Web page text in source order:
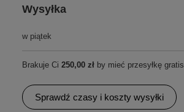
Wysyłka
w piątek
Brakuje Ci 250,00 zł by mieć przesyłkę gratis
Sprawdź czasy i koszty wysyłki